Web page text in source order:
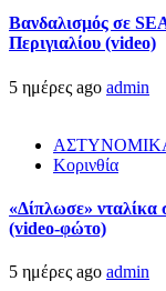
Βανδαλισμός σε
Περιγιαλίου (video)
5 ημέρες ago admin
Κορινθία
«Δίπλωσε» νταλίκα
(video-φώτο)
5 ημέρες ago admin